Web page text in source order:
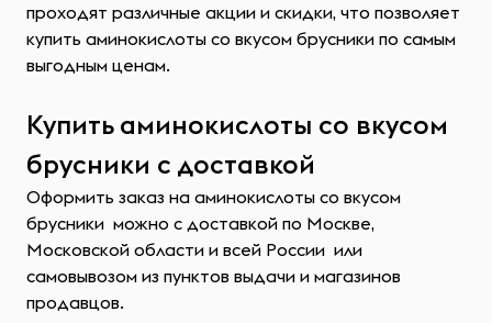
проходят различные акции и скидки, что позволяет
купить аминокислоты со вкусом брусники по самым
выгодным ценам.
Купить аминокислоты со вкусом
брусники с доставкой
Оформить заказ на аминокислоты со вкусом
брусники можно с доставкой по Москве,
Московской области и всей России или
самовывозом из пунктов выдачи и магазинов
продавцов.